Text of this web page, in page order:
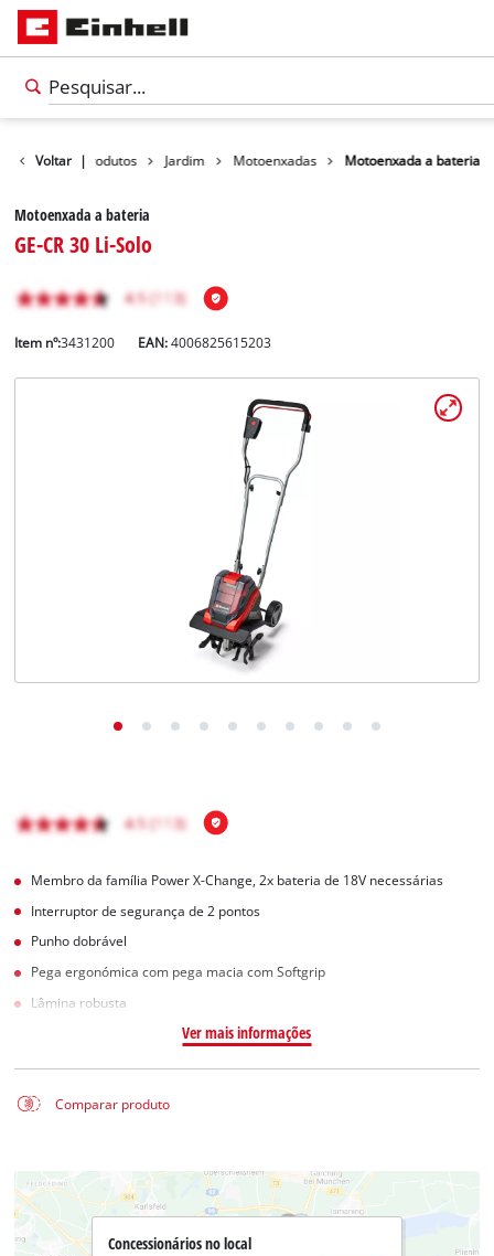
Voltar |Produtos Jardim Motoenxadas Motoenxada a bateria
Motoenxada a bateria
GE-CR 30 Li-Solo
Item nº:3431200 EAN:4006825615203
Membro da família Power X-Change, 2x bateria de 18V necessárias
Interruptor de segurança de 2 pontos
Punho dobrável
Pega ergonómica com pega macia com Softgrip
Lâmina robusta
Ver mais informações
Comparar produto
Concessionários no local